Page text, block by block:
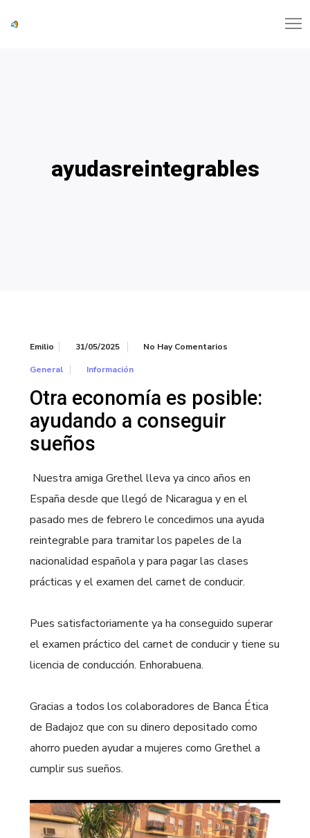
ayudasreintegrables
Emilio 31/05/2025 No Hay Comentarios
General Información
Otra economía es posible:
ayudando a conseguir
sueños
Nuestra amiga Grethel lleva ya cinco años en
España desde que llegó de Nicaragua y en el
pasado mes de febrero le concedimos una ayuda
reintegrable para tramitar los papeles de la
nacionalidad española y para pagar las clases
prácticas y el examen del carnet de conducir.
Pues satisfactoriamente ya ha conseguido superar
el examen práctico del carnet de conducir y tiene su
licencia de conducción. Enhorabuena.
Gracias a todos los colaboradores de Banca Ética
de Badajoz que con su dinero depositado como
ahorro pueden ayudar a mujeres como Grethel a
cumplir sus sueños.